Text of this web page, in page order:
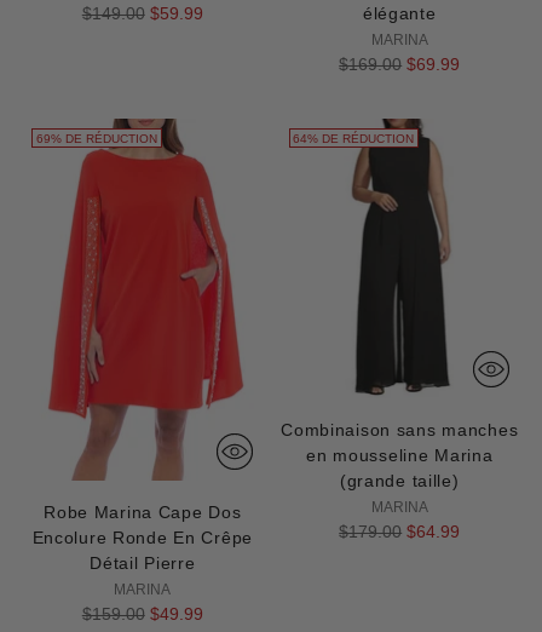
Prix
$149.00 $59.99
élégante
MARINA
Prix
$169.00 $69.99
69% DE RÉDUCTION
Robe Marina Cape Dos
Encolure Ronde En Crêpe
Détail Pierre
MARINA
Prix
$159.00 $49.99
64% DE RÉDUCTION
Combinaison sans manches
en mousseline Marina
(grande taille)
MARINA
Prix
$179.00 $64.99